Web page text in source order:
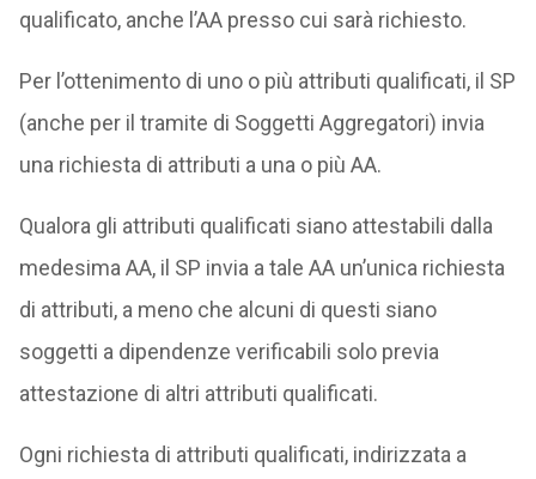
qualificato, anche l’AA presso cui sarà richiesto.
Per l’ottenimento di uno o più attributi qualificati, il SP
(anche per il tramite di Soggetti Aggregatori) invia
una richiesta di attributi a una o più AA.
Qualora gli attributi qualificati siano attestabili dalla
medesima AA, il SP invia a tale AA un’unica richiesta
di attributi, a meno che alcuni di questi siano
soggetti a dipendenze verificabili solo previa
attestazione di altri attributi qualificati.
Ogni richiesta di attributi qualificati, indirizzata a